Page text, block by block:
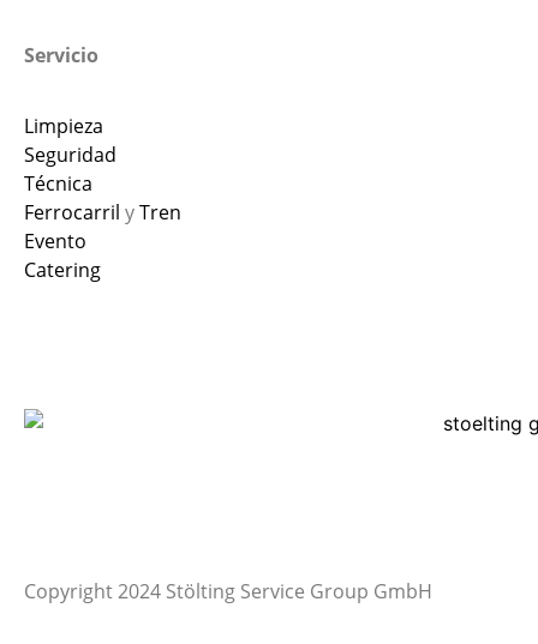
Servicio
Limpieza
Seguridad
Técnica
Ferrocarril yTren
Evento
Catering
Copyright 2024 Stölting Service Group GmbH